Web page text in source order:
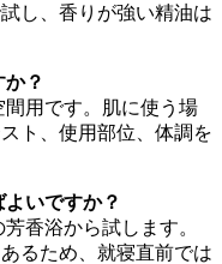
し、香りが強い精油は
？
用です。肌に使う場
ト、使用部位、体調を
いですか？
香浴から試します。
るため、就寝直前では